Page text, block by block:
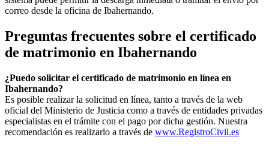
correo desde la oficina de Ibahernando.
Preguntas frecuentes sobre el certificado
de matrimonio en Ibahernando
¿Puedo solicitar el certificado de matrimonio en línea en
Ibahernando?
Es posible realizar la solicitud en línea, tanto a través de la web
oficial del Ministerio de Justicia como a través de entidades privadas
especialistas en el trámite con el pago por dicha gestión. Nuestra
recomendación es realizarlo a través de www.RegistroCivil.es